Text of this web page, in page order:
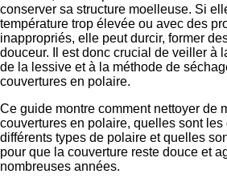
conserver sa structure moelleuse. Si
température trop élevée ou avec des
inappropriés, elle peut durcir, former
douceur. Il est donc crucial de veiller à
de la lessive et à la méthode de
couvertures en polaire.
Ce guide montre comment nettoyer de
couvertures en polaire, quelles sont
différents types de polaire et quelles
pour que la couverture reste douce et
nombreuses années.